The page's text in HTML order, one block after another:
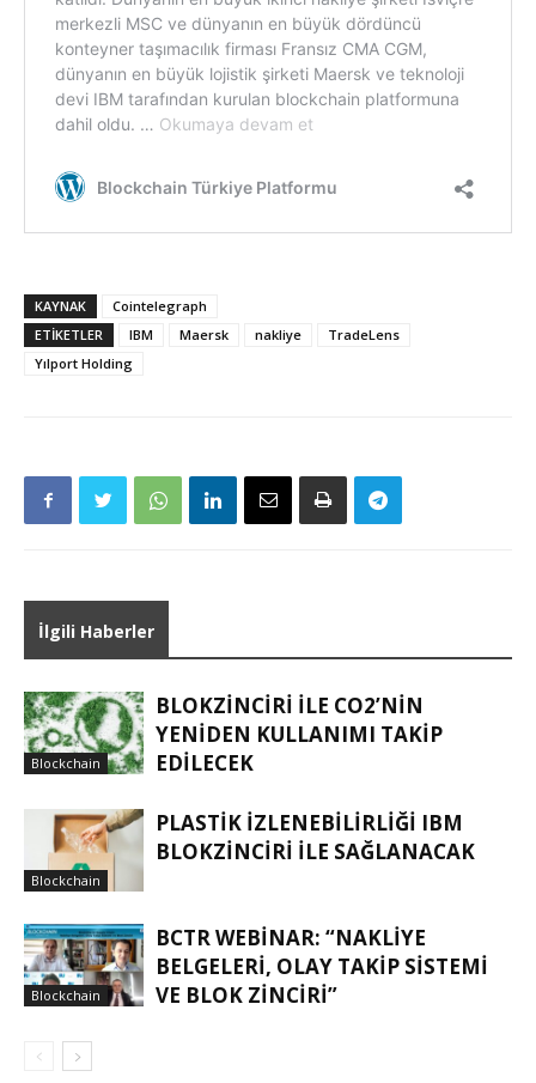
KAYNAK
Cointelegraph
ETIKETLER
IBM Maersk nakliye
TradeLens
Yılport Holding
İlgili Haberler
Blockchain
BLOKZINCIRI ILE CO2’NIN
YENIDEN KULLANIMI TAKIP
EDILECEK
Blockchain
PLASTIK IZLENEBILIRLIĞI IBM
BLOKZINCIRI ILE SAĞLANACAK
Blockchain
BCTR WEBINAR: “NAKLIYE
BELGELERI, OLAY TAKIP SISTEMI
VE BLOK ZINCIRI”